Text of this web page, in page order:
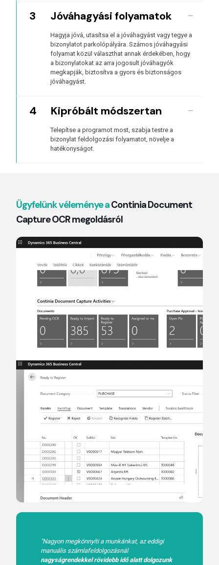
3 Jóváhagyási folyamatok
Hagyja jóvá, utasítsa el a jóváhagyást vagy tegye a
bizonylatot parkolópályára. Számos jóváhagyási
folyamat közül választhat annak érdekében, hogy
a bizonylatokat az arra jogosult jóváhagyók
megkapják, biztosítva a gyors és biztonságos
jóváhagyást.
4 Kipróbált módszertan
Telepítse a programot most, szabja testre a
bizonylat feldolgozási folyamatot, növelje a
hatékonyságot.
Ügyfelünk véleménye aContinia Document
Capture OCR megoldásról
"Nagyon megkönnyíti a munkánkat, az eddigi
manuális számlafeldolgozásnál
nagyságrendekkel rövidebb idő alatt dolgozunk